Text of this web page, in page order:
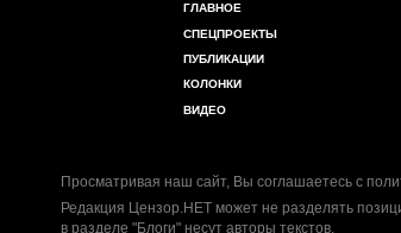
ГЛАВНОЕ
СПЕЦПРОЕКТЫ
ПУБЛИКАЦИИ
КОЛОНКИ
ВИДЕО
Просматривая наш сайт, Вы соглашаетесь с
Редакция Цензор.НЕТ может не разделять
в разделе "Блоги" несут авторы текстов.